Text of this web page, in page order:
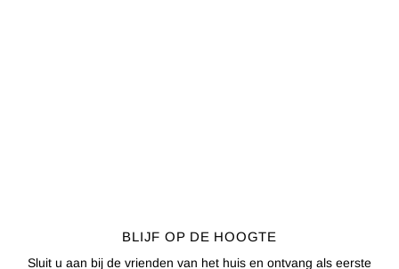
BLIJF OP DE HOOGTE
Sluit u aan bij de vrienden van het huis en ontvang als eerste